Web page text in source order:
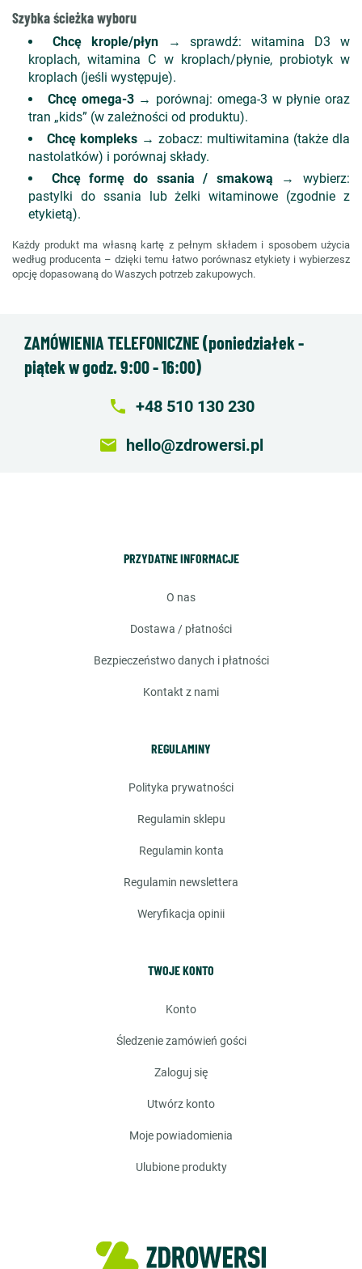
Szybka ścieżka wyboru
Chcę krople/płyn→ sprawdź: witamina D3 w
kroplach, witamina C w kroplach/płynie, probiotyk w
kroplach (jeśli występuje).
Chcę omega-3→ porównaj: omega-3 w płynie oraz
tran „kids” (w zależności od produktu).
Chcę kompleks → zobacz: multiwitamina (także dla
nastolatków) i porównaj składy.
Chcę formę do ssania / smakową → wybierz:
pastylki do ssania lub żelki witaminowe (zgodnie z
etykietą).
Każdy produkt ma własną kartę z pełnym składem i sposobem użycia
według producenta – dzięki temu łatwo porównasz etykiety i wybierzesz
opcję dopasowaną do Waszych potrzeb zakupowych.
ZAMÓWIENIA TELEFONICZNE (poniedziałek -
piątek w godz. 9:00 - 16:00)
local_phone +48 510 130 230
email hello@zdrowersi.pl
PRZYDATNE INFORMACJE
o nas
dostawa / płatności
bezpieczeństwo danych i płatności
kontakt z nami
REGULAMINY
polityka prywatności
regulamin sklepu
regulamin konta
regulamin newslettera
weryfikacja opinii
TWOJE KONTO
konto
śledzenie zamówień gości
zaloguj się
utwórz konto
moje powiadomienia
ulubione produkty